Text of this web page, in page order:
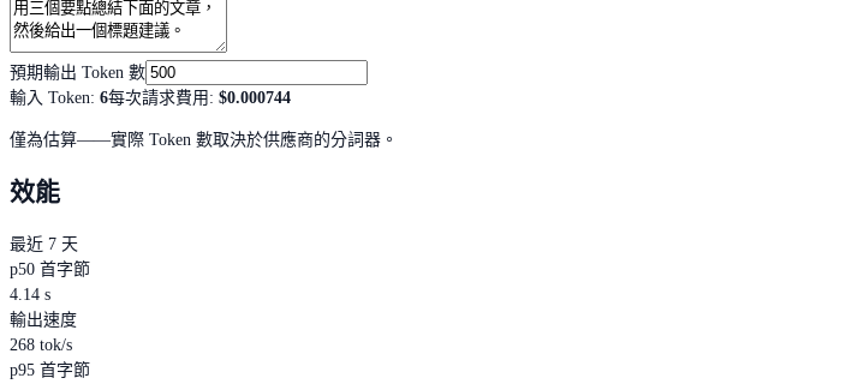
預期輸出 Token 數
輸入 Token: 6每次請求費用 : $0.000744
僅為估算——實際 Token 數取決於供應商的分詞器。
效能
最近 7 天
p50 首字節
4.14 s
輸出速度
268 tok/s
p95 首字節